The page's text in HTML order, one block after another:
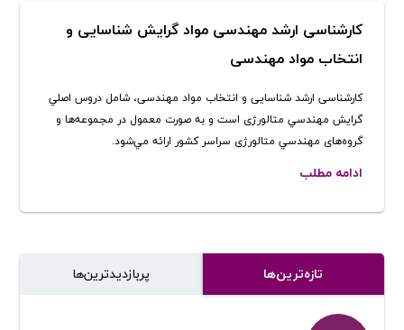
کارشناسی ارشد مهندسی مواد گرایش شناسایی و
انتخاب مواد مهندسی
کارشناسی ارشد شناسایی و انتخاب مواد مهندسی، شامل دروس اصلي
گرايش مهندسي متالورژی است و به صورت معمول در مجموعه‌ها و
گروه‌های مهندسي متالورژی سراسر كشور ارائه مي‌شود.
ادامه مطلب
تازه‌ترین‌ها پر‌بازدیدترین‌ها